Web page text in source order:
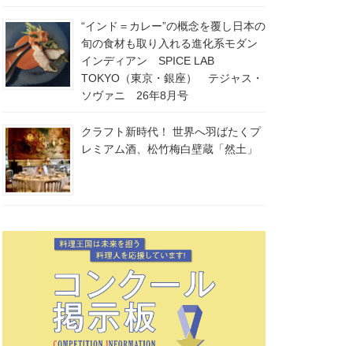
“インド＝カレー”の概念を覆し日本の
旬の食材も取り入れる進化系モダン
インディアン SPICE LAB
TOKYO（東京・銀座） テジャス・
ソヴァニ 26年8月号
クラフト新時代！ 世界へ羽ばたくプ
レミアム酒、松竹梅白壁蔵「然土」